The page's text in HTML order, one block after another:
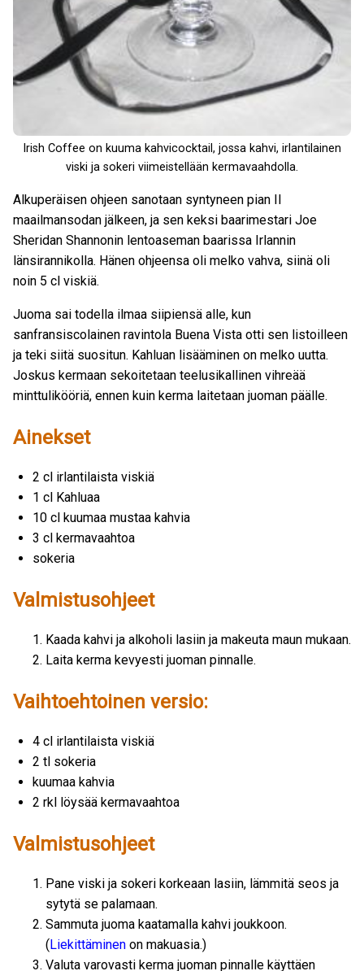
Irish Coffee on kuuma kahvicocktail, jossa kahvi, irlantilainen
viski ja sokeri viimeistellään kermavaahdolla.
Alkuperäisen ohjeen sanotaan syntyneen pian II
maailmansodan jälkeen, ja sen keksi baarimestari Joe
Sheridan Shannonin lentoaseman baarissa Irlannin
länsirannikolla. Hänen ohjeensa oli melko vahva, siinä oli
noin 5 cl viskiä.
Juoma sai todella ilmaa siipiensä alle, kun
sanfransiscolainen ravintola Buena Vista otti sen listoilleen
ja teki siitä suositun. Kahluan lisääminen on melko uutta.
Joskus kermaan sekoitetaan teelusikallinen vihreää
minttulikööriä, ennen kuin kerma laitetaan juoman päälle.
Ainekset
2 cl irlantilaista viskiä
1 cl Kahluaa
10 cl kuumaa mustaa kahvia
3 cl kermavaahtoa
sokeria
Valmistusohjeet
Kaada kahvi ja alkoholi lasiin ja makeuta maun mukaan.
Laita kerma kevyesti juoman pinnalle.
Vaihtoehtoinen versio:
4 cl irlantilaista viskiä
2 tl sokeria
kuumaa kahvia
2 rkl löysää kermavaahtoa
Valmistusohjeet
Pane viski ja sokeri korkeaan lasiin, lämmitä seos ja
sytytä se palamaan.
Sammuta juoma kaatamalla kahvi joukkoon.
(Liekittäminen on makuasia.)
Valuta varovasti kerma juoman pinnalle käyttäen